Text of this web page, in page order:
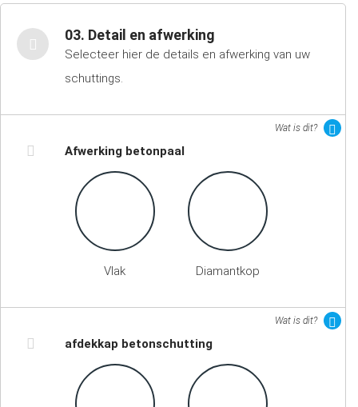
03. Detail en afwerking
Selecteer hier de details en afwerking van uw
schuttings.
Wat is dit?
Afwerking betonpaal
Vlak Diamantkop
Wat is dit?
afdekkap betonschutting